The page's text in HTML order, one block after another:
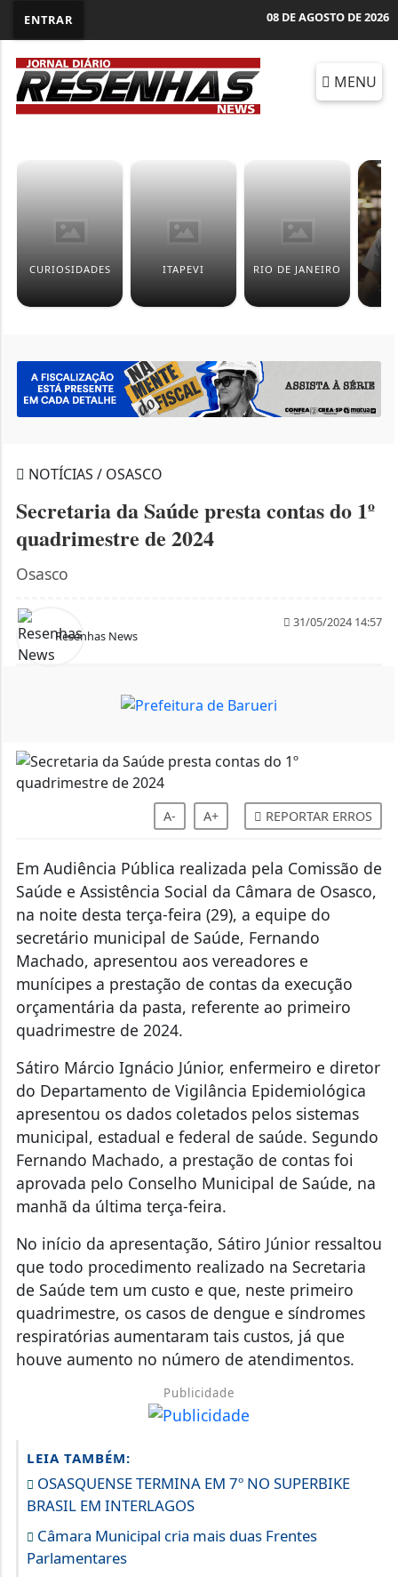
ENTRAR 08 DE AGOSTO DE 2026
MENU
CURIOSIDADES ITAPEVI RIO DE JANEIRO
NOTÍCIAS / OSASCO
Secretaria da Saúde presta contas do 1º
quadrimestre de 2024
Osasco
Resenhas News
31/05/2024 14:57
A- A+ REPORTAR ERROS
Em Audiência Pública realizada pela Comissão de
Saúde e Assistência Social da Câmara de Osasco,
na noite desta terça-feira (29), a equipe do
secretário municipal de Saúde, Fernando
Machado, apresentou aos vereadores e
munícipes a prestação de contas da execução
orçamentária da pasta, referente ao primeiro
quadrimestre de 2024.
Sátiro Márcio Ignácio Júnior, enfermeiro e diretor
do Departamento de Vigilância Epidemiológica
apresentou os dados coletados pelos sistemas
municipal, estadual e federal de saúde. Segundo
Fernando Machado, a prestação de contas foi
aprovada pelo Conselho Municipal de Saúde, na
manhã da última terça-feira.
No início da apresentação, Sátiro Júnior ressaltou
que todo procedimento realizado na Secretaria
de Saúde tem um custo e que, neste primeiro
quadrimestre, os casos de dengue e síndromes
respiratórias aumentaram tais custos, já que
houve aumento no número de atendimentos.
Publicidade
LEIA TAMBÉM:
OSASQUENSE TERMINA EM 7º NO SUPERBIKE
BRASIL EM INTERLAGOS
Câmara Municipal cria mais duas Frentes
Parlamentares